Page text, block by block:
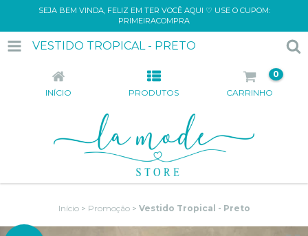
SEJA BEM VINDA, FELIZ EM TER VOCÊ AQUI ♡ USE O CUPOM:
PRIMEIRACOMPRA
VESTIDO TROPICAL - PRETO
INÍCIO PRODUTOS CARRINHO
0
Início > Promoção > Vestido Tropical - Preto